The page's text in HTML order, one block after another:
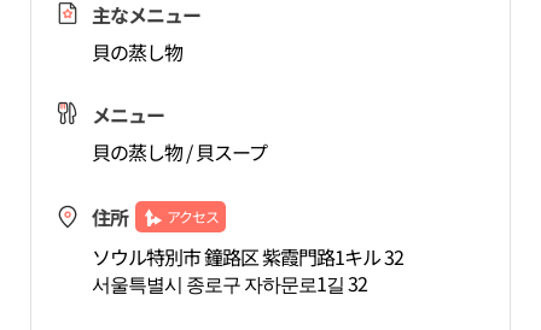
主なメニュー
貝の蒸し物
メニュー
貝の蒸し物 / 貝スープ
住所 アクセス
ソウル特別市 鐘路区 紫霞門路1キル 32
서울특별시 종로구 자하문로1길 32